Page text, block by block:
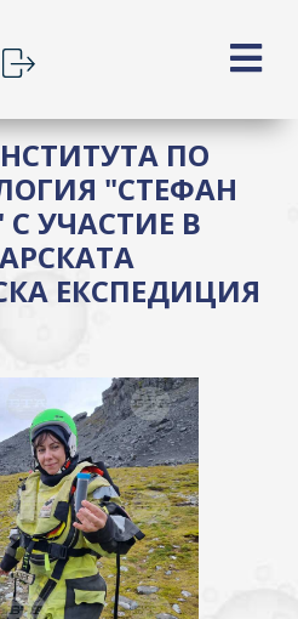
ПО
"СТЕФАН
УЧАСТИЕ В
ЕКСПЕДИЦИЯ